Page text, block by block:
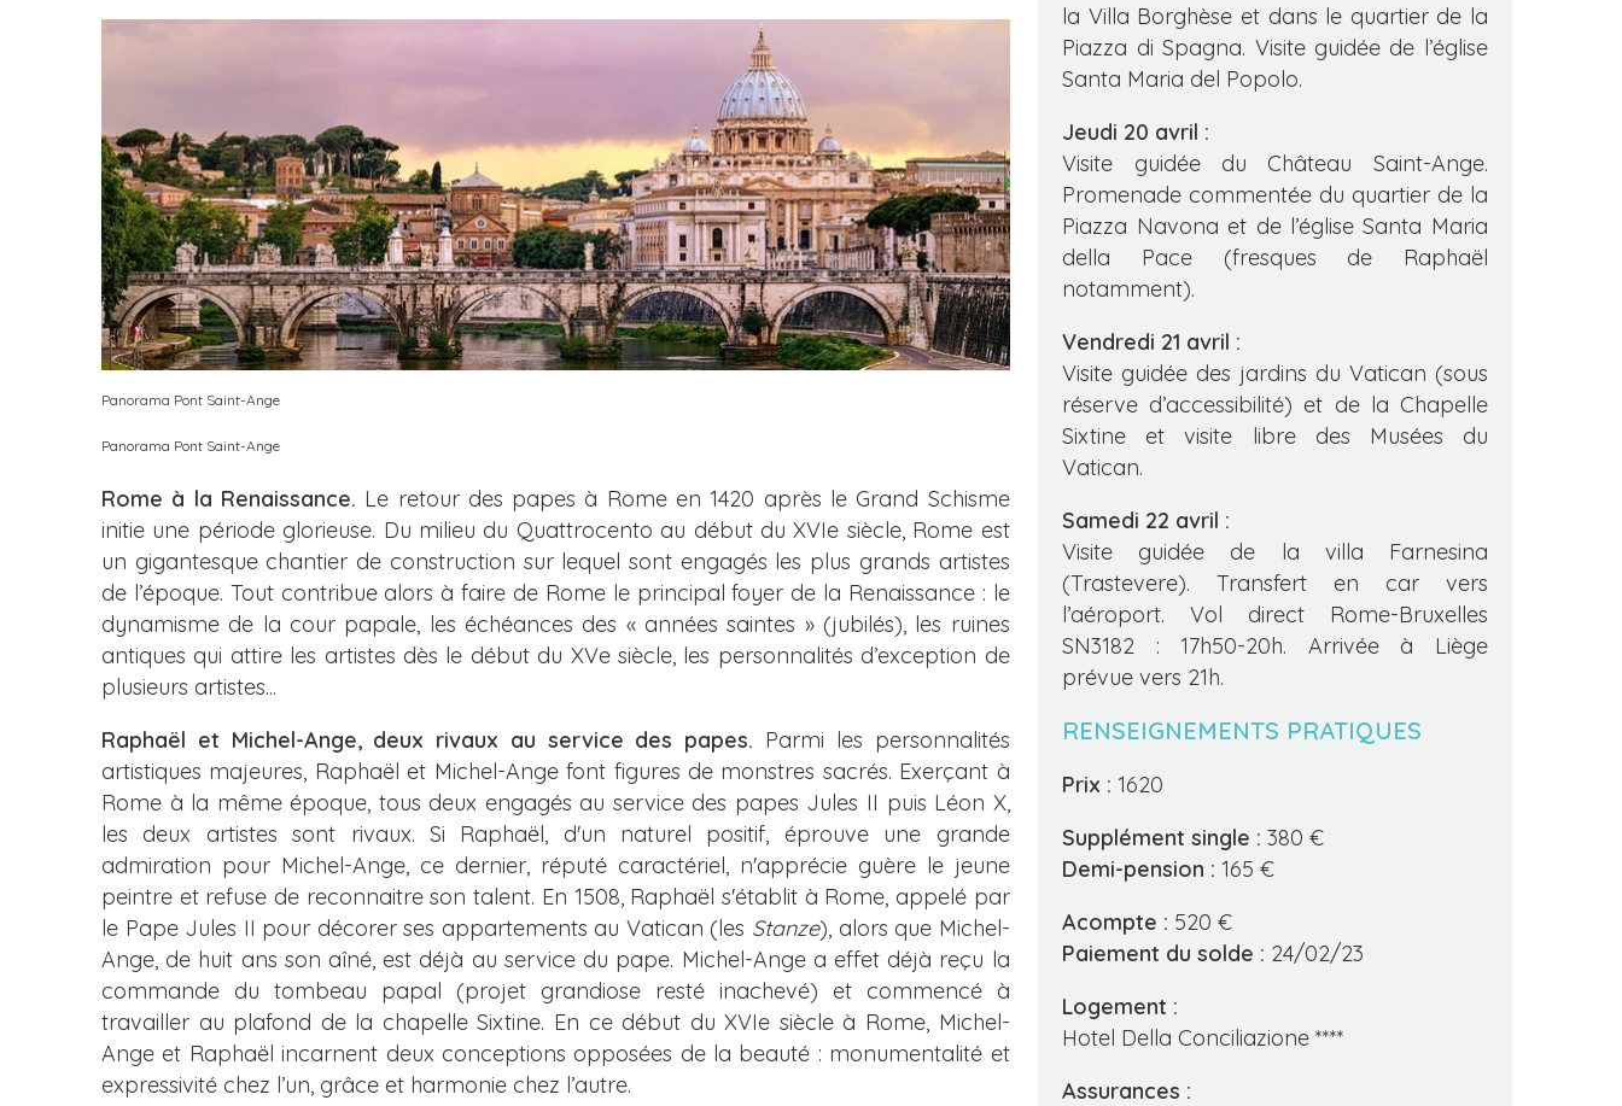
Panorama Pont Saint-Ange
Panorama Pont Saint-Ange
Rome à la Renaissance. Le retour des papes à Rome en 1420 après le Grand Schisme
initie une période glorieuse. Du milieu du Quattrocento au début du XVIe siècle, Rome est
un gigantesque chantier de construction sur lequel sont engagés les plus grands artistes
de l’époque. Tout contribue alors à faire de Rome le principal foyer de la Renaissance : le
dynamisme de la cour papale, les échéances des « années saintes » (jubilés), les ruines
antiques qui attire les artistes dès le début du XVe siècle, les personnalités d’exception de
plusieurs artistes...
Raphaël et Michel-Ange, deux rivaux au service des papes. Parmi les personnalités
artistiques majeures, Raphaël et Michel-Ange font figures de monstres sacrés. Exerçant à
Rome à la même époque, tous deux engagés au service des papes Jules II puis Léon X,
les deux artistes sont rivaux. Si Raphaël, d'un naturel positif, éprouve une grande
admiration pour Michel-Ange, ce dernier, réputé caractériel, n'apprécie guère le jeune
peintre et refuse de reconnaitre son talent. En 1508, Raphaël s'établit à Rome, appelé par
le Pape Jules II pour décorer ses appartements au Vatican (les Stanze), alors que Michel-
Ange, de huit ans son aîné, est déjà au service du pape. Michel-Ange a effet déjà reçu la
commande du tombeau papal (projet grandiose resté inachevé) et commencé à
travailler au plafond de la chapelle Sixtine. En ce début du XVIe siècle à Rome, Michel-
Ange et Raphaël incarnent deux conceptions opposées de la beauté : monumentalité et
expressivité chez l’un, grâce et harmonie chez l’autre.
la Villa Borghèse et dans le quartier de la
Piazza di Spagna. Visite guidée de l’église
Santa Maria del Popolo.
Jeudi 20 avril :
Visite guidée du Château Saint-Ange.
Promenade commentée du quartier de la
Piazza Navona et de l’église Santa Maria
della Pace (fresques de Raphaël
notamment).
Vendredi 21 avril :
Visite guidée des jardins du Vatican (sous
réserve d’accessibilité) et de la Chapelle
Sixtine et visite libre des Musées du
Vatican.
Samedi 22 avril :
Visite guidée de la villa Farnesina
(Trastevere). Transfert en car vers
l’aéroport. Vol direct Rome-Bruxelles
SN3182 : 17h50-20h. Arrivée à Liège
prévue vers 21h.
RENSEIGNEMENTS PRATIQUES
Prix : 1620
Supplément single : 380 €
Demi-pension : 165 €
Acompte : 520 €
Paiement du solde : 24/02/23
Logement :
Hotel Della Conciliazione ****
Assurances :